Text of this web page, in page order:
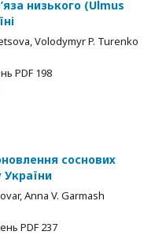
низького (Ulmus
Volodymyr P. Turenko
PDF 198
соснових
України
Anna V. Garmash
PDF 237